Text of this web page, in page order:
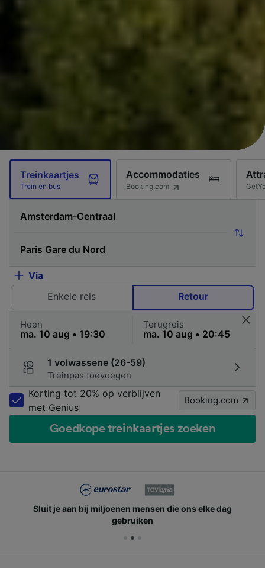
Treinkaartjes
Trein en bus
Accommodaties
Booking.com
Via
Enkele reis
Retour
Heen Terugreis
1 volwassene (26-59)
Treinpas toevoegen
Korting tot 20% op verblijven
met Genius
Booking.com
Goedkope treinkaartjes zoeken
Sluit je aan bij miljoenen mensen die ons elke dag
gebruiken